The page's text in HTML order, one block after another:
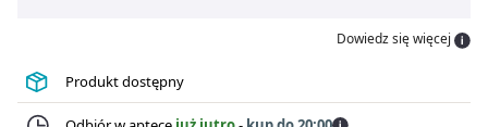
swędzenie oraz obrzęk. Składnikiem aktywnymżelu
Escevenmoże być stosowany u dorosłych i dzieci od 12
roku życia, kilka razy dziennie.
Dowiedz się więcej
Produkt dostępny